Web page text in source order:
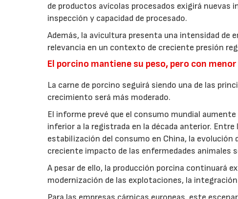
de productos avícolas procesados exigirá
inspección y capacidad de procesado.
Además, la avicultura presenta una intensidad de
relevancia en un contexto de creciente presión
El porcino mantiene su peso, pero con
La carne de porcino seguirá siendo una de las
crecimiento será más moderado.
El informe prevé que el consumo mundial
inferior a la registrada en la década anterior.
estabilización del consumo en China, la evolución
creciente impacto de las enfermedades animales
A pesar de ello, la producción porcina continuará
modernización de las explotaciones, la